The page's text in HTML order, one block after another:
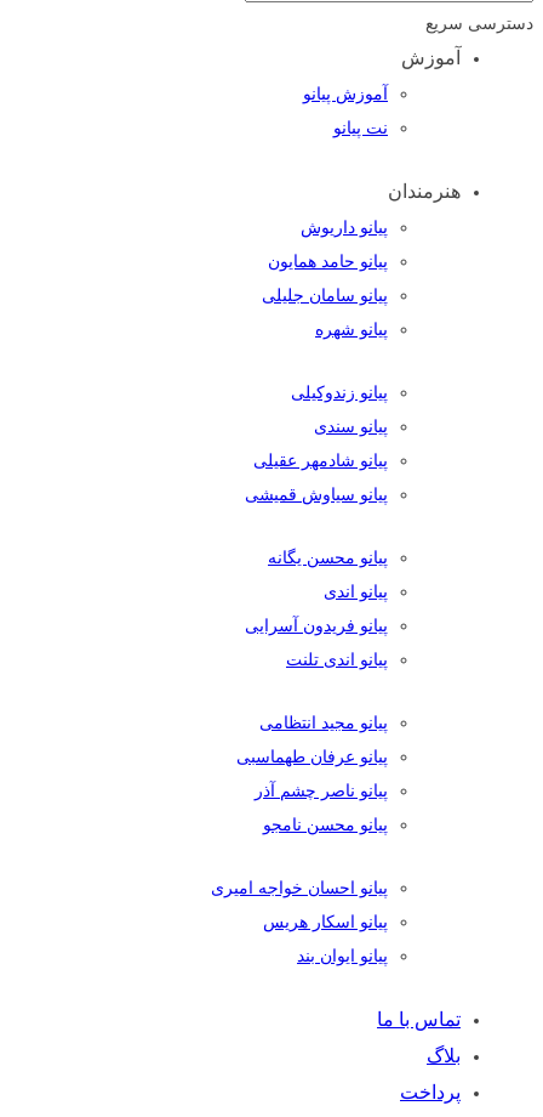
دسترسی سریع
آموزش
آموزش پیانو
نت پیانو
هنرمندان
پیانو داریوش
پیانو حامد همایون
پیانو سامان جلیلی
پیانو شهره
پیانو زندوکیلی
پیانو سندی
پیانو شادمهر عقیلی
پیانو سیاوش قمیشی
پیانو محسن یگانه
پیانو اندی
پیانو فریدون آسرایی
پیانو اندی تلنت
پیانو مجید انتظامی
پیانو عرفان طهماسبی
پیانو ناصر چشم آذر
پیانو محسن نامجو
پیانو احسان خواجه امیری
پیانو اسکار هریس
پیانو ایوان بند
تماس با ما
بلاگ
پرداخت